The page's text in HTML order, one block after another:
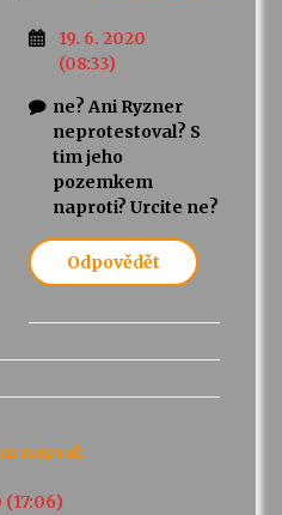
19. 6. 2020
(08:33)
ne? Ani Ryzner
neprotestoval? S
tim jeho
pozemkem
naproti? Urcite ne?
Odpovědět
napsal:
(17:06)